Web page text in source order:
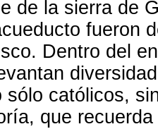
de la sierra de
fueron
Dentro del
sólo católicos,
que